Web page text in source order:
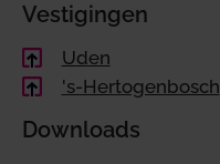
Vestigingen
Uden
's-Hertogenbosch
Downloads